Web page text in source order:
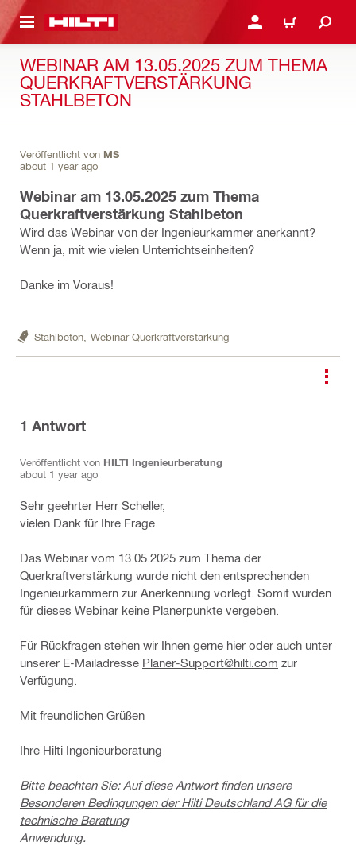
ANMELDEN ODER
WARENKORB
WEBINAR AM 13.05.2025 ZUM THEMA
QUERKRAFTVERSTÄRKUNG
STAHLBETON
Veröffentlicht von MS
about 1 year ago
Webinar am 13.05.2025 zum Thema
Querkraftverstärkung Stahlbeton
Wird das Webinar von der Ingenieurkammer anerkannt?
Wenn ja, mit wie vielen Unterrichtseinheiten?
Danke im Voraus!
Stahlbeton, Webinar Querkraftverstärkung
1 Antwort
Veröffentlicht von HILTI Ingenieurberatung
about 1 year ago
Sehr geehrter Herr Scheller,
vielen Dank für Ihre Frage.
Das Webinar vom 13.05.2025 zum Thema der
Querkraftverstärkung wurde nicht den entsprechenden
Ingenieurkammern zur Anerkennung vorlegt. Somit wurden
für dieses Webinar keine Planerpunkte vergeben.
Für Rückfragen stehen wir Ihnen gerne hier oder auch unter
unserer E-Mailadresse Planer-Support@hilti.com zur
Verfügung.
Mit freundlichen Grüßen
Ihre Hilti Ingenieurberatung
Bitte beachten Sie: Auf diese Antwort finden unsere
Besonderen Bedingungen der Hilti Deutschland AG für die
technische Beratung
Anwendung.